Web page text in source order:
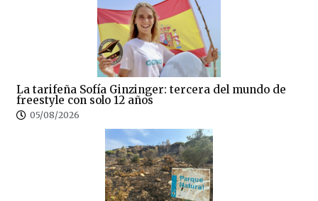
La tarifeña Sofía Ginzinger: tercera del mundo de
freestyle con solo 12 años
05/08/2026